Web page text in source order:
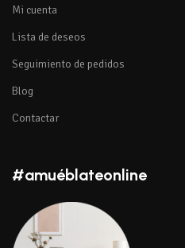
Mi cuenta
Lista de deseos
Seguimiento de pedidos
Blog
Contactar
#amuéblateonline